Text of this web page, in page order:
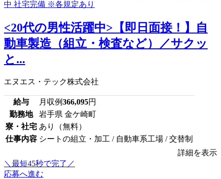
<20代の男性活躍中>【即日面接！】自
動車製造（組立・検査など）／サクッ
と...
エヌエス・テック株式会社
給与 月収例366,095円
勤務地
岩手県 金ケ崎町
寮・社宅 あり（無料）
仕事内容 シートの組立・加工 / 自動車系工場 / 交替制
詳細を表示
＼最短45秒で完了／
応募へ進む